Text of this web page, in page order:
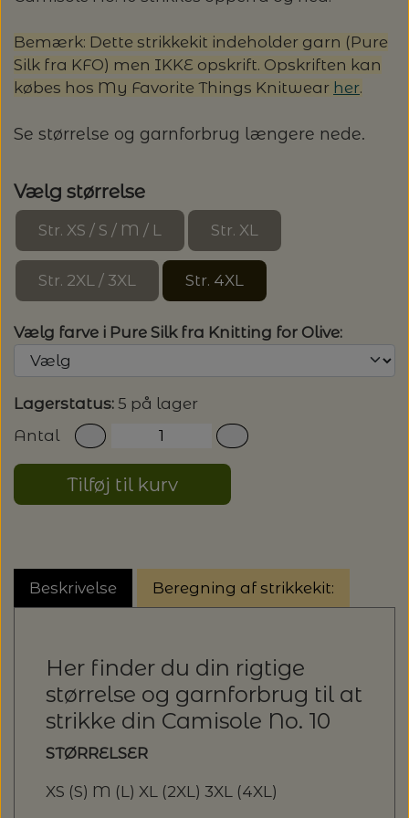
PASCUALI: NEPAL - SPAR 20%
SPAR 40% - GLERUPS STØVLER BØRN (STR.
19 - 23)
JULEBRODERIER
20%
LANG YARNS
RAUMA GARN
PERMIN
LENE HOLME SAMSØE - LEKNIT
MY FAVOURITE THINGS KNITWEAR
ODD ROW
PETITEKNIT
RAUMA
MASKESTOPPERE
MASKEWIRES
MÅLEBÅND / PINDEMÅLERE
OPSKRIFTHOLDER FRA KNITPRO -
MAGMA
SAKSE
STRIKKE- OG SYNÅLE
TRYKLÅSE
Bemærk: Dette strikkekit indeholder garn (Pure
Silk fra KFO) men IKKE opskrift. Opskriften kan
købes hos My Favorite Things Knitwear her.
Se størrelse og garnforbrug længere nede.
Vælg størrelse
Str. XS / S / M / L Str. XL
Str. 2XL / 3XL Str. 4XL
Vælg farve i Pure Silk fra Knitting for Olive:
Lagerstatus: 5 på lager
Antal
Tilføj til kurv
Beskrivelse Beregning af strikkekit:
Her finder du din rigtige
størrelse og garnforbrug til at
strikke din Camisole No. 10
STØRRELSER
XS (S) M (L) XL (2XL) 3XL (4XL)